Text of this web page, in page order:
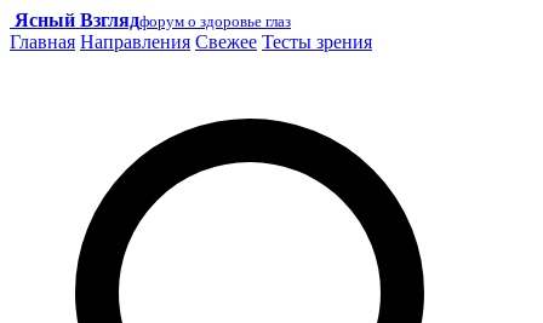
Ясный Взглядфорум о здоровье глаз
Главная Направления Свежее Тесты зрения